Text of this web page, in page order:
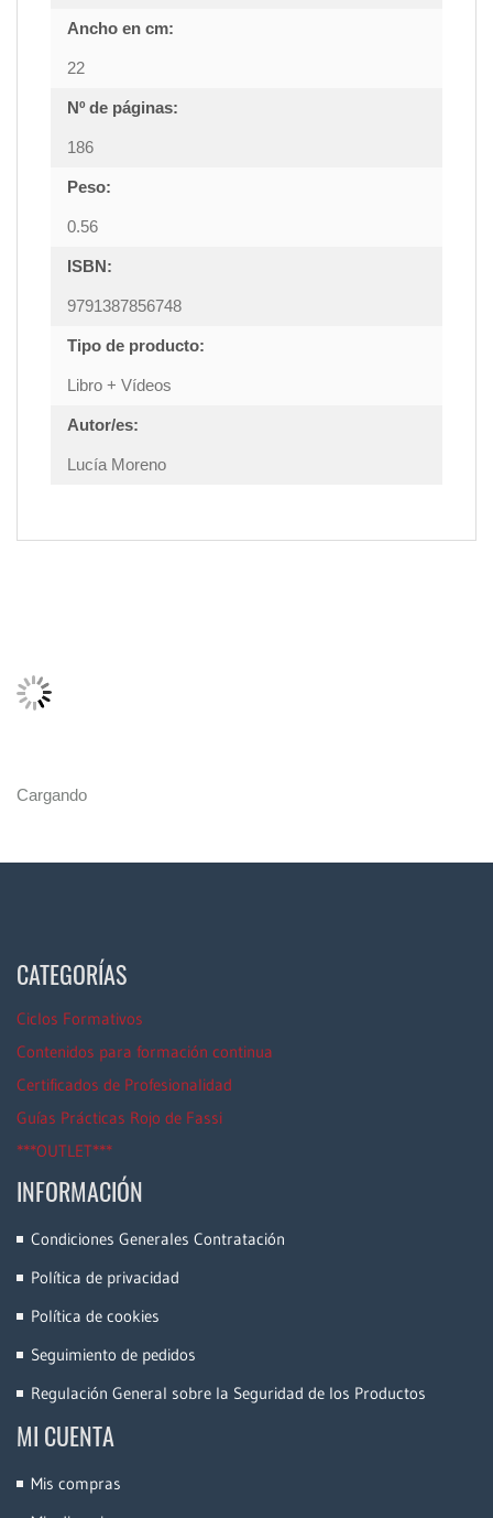
Ancho en cm:
22
Nº de páginas:
186
Peso:
0.56
ISBN:
9791387856748
Tipo de producto:
Libro + Vídeos
Autor/es:
Lucía Moreno
Cargando
CATEGORÍAS
Ciclos Formativos
Contenidos para formación continua
Certificados de Profesionalidad
Guías Prácticas Rojo de Fassi
***OUTLET***
INFORMACIÓN
Condiciones Generales Contratación
Política de privacidad
Política de cookies
Seguimiento de pedidos
Regulación General sobre la Seguridad de los Productos
MI CUENTA
Mis compras